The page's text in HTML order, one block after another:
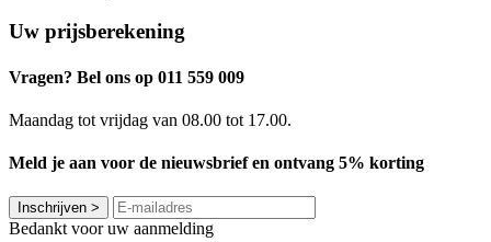
Uw prijsberekening
Vragen? Bel ons op 011 559 009
Maandag tot vrijdag van 08.00 tot 17.00.
Meld je aan voor de nieuwsbrief en ontvang 5% korting
Inschrijven >
Bedankt voor uw aanmelding